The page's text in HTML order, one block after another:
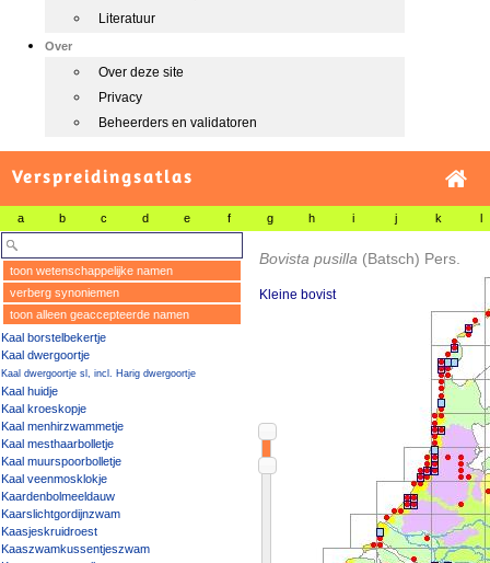
Literatuur
Over
Over deze site
Privacy
Beheerders en validatoren
Verspreidingsatlas
a b c d e f g h i j k l
toon wetenschappelijke namen
verberg synoniemen
toon alleen geaccepteerde namen
Kaal borstelbekertje
Kaal dwergoortje
Kaal dwergoortje sl, incl. Harig dwergoortje
Kaal huidje
Kaal kroeskopje
Kaal menhirzwammetje
Kaal mesthaarbolletje
Kaal muurspoorbolletje
Kaal veenmosklokje
Kaardenbolmeeldauw
Kaarslichtgordijnzwam
Kaasjeskruidroest
Kaaszwamkussentjeszwam
Bovista pusilla (Batsch) Pers.
Kleine bovist